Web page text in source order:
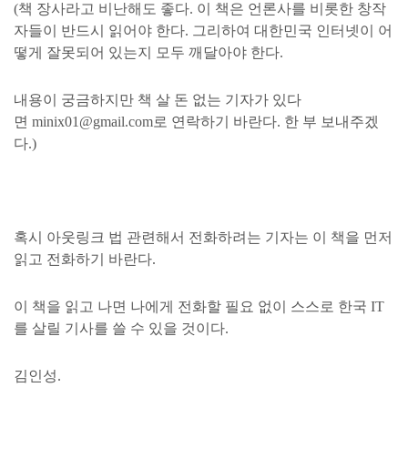
(책 장사라고 비난해도 좋다. 이 책은 언론사를 비롯한 창작
자들이 반드시 읽어야 한다. 그리하여 대한민국 인터넷이 어
떻게 잘못되어 있는지 모두 깨달아야 한다.
내용이 궁금하지만 책 살 돈 없는 기자가 있다
면 minix01@gmail.com로 연락하기 바란다. 한 부 보내주겠
다.)
혹시 아웃링크 법 관련해서 전화하려는 기자는 이 책을 먼저
읽고 전화하기 바란다.
이 책을 읽고 나면 나에게 전화할 필요 없이 스스로 한국 IT
를 살릴 기사를 쓸 수 있을 것이다.
김인성.